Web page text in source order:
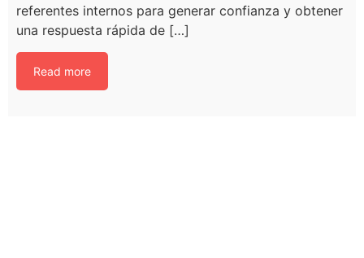
referentes internos para generar confianza y obtener
una respuesta rápida de […]
Read more